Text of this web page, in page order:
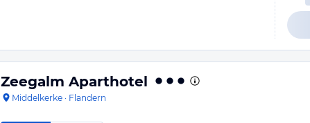
Zeegalm Aparthotel
Middelkerke · Flandern